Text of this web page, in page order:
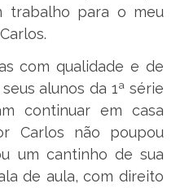
trabalho para o meu
com qualidade e de
alunos da 1ª série
continuar em casa
Carlos não poupou
um cantinho de sua
de aula, com direito